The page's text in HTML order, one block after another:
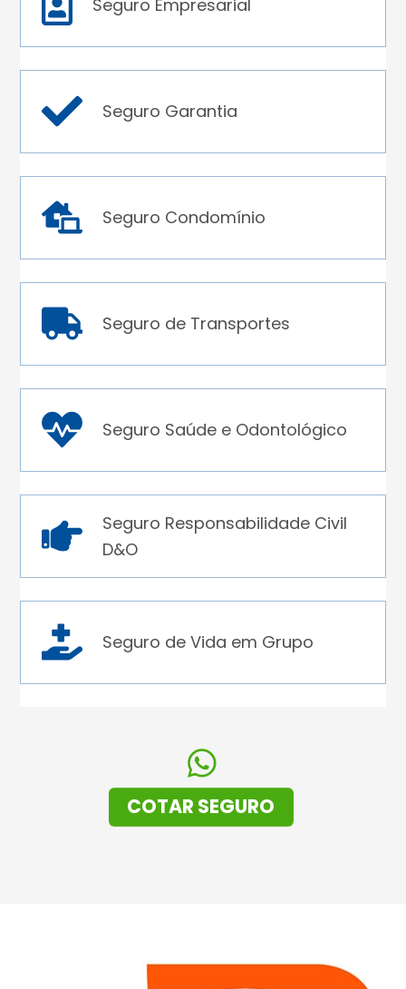
Seguro Empresarial
Seguro Garantia
Seguro Condomínio
Seguro de Transportes
Seguro Saúde e Odontológico
Seguro Responsabilidade Civil
D&O
Seguro de Vida em Grupo
COTAR SEGURO